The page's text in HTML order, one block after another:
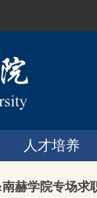
人才培养
赫学院专场求